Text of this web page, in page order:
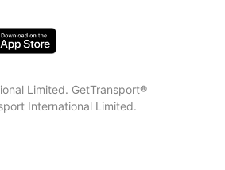
Limited. GetTransport®
International Limited.